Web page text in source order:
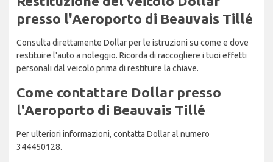
presso l'Aeroporto di Beauvais Tillé
Consulta direttamente Dollar per le istruzioni su come e dove
restituire l'auto a noleggio. Ricorda di raccogliere i tuoi effetti
personali dal veicolo prima di restituire la chiave.
Come contattare Dollar presso
l'Aeroporto di Beauvais Tillé
Per ulteriori informazioni, contatta Dollar al numero
344450128.